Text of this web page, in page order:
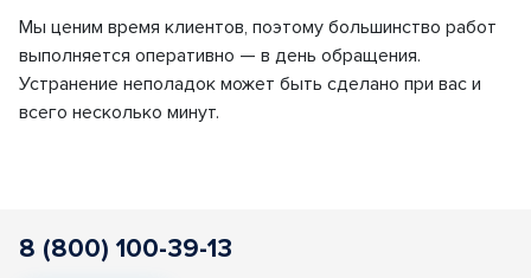
Мы ценим время клиентов, поэтому большинство работ
выполняется оперативно — в день обращения.
Устранение неполадок может быть сделано при вас и
всего несколько минут.
8 (800) 100-39-13